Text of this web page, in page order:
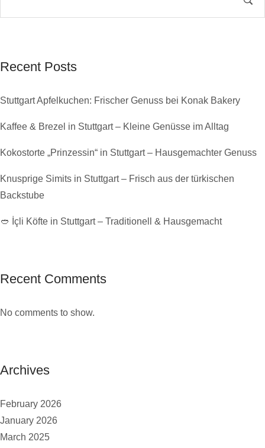
Recent Posts
Stuttgart Apfelkuchen: Frischer Genuss bei Konak Bakery
Kaffee & Brezel in Stuttgart – Kleine Genüsse im Alltag
Kokostorte „Prinzessin“ in Stuttgart – Hausgemachter Genuss
Knusprige Simits in Stuttgart – Frisch aus der türkischen
Backstube
🥙 İçli Köfte in Stuttgart – Traditionell & Hausgemacht
Recent Comments
No comments to show.
Archives
February 2026
January 2026
March 2025